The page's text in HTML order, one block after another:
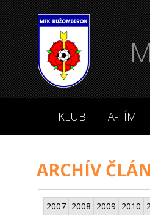
KLUB A-TÍM
ARCHÍV
2007 2008 2009 2010